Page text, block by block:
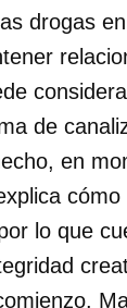
drogas
de
en
lo que